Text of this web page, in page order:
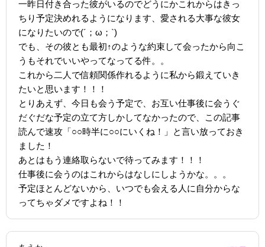
一昨日付き合った彼がいるのでどうにかこれからはきっ
ちり予定決めれるようになります、愛される大事な彼女
になりたいので(´；ω；`)
でも、その彼とも最初↑のような約束して会ったから向こ
うもそれでいいやってなってる件。。
これから二人で信頼関係作れるように私から鍛えていき
たいと思います！！！
とりあえず、今日も会う予定で、お互い仕事後に会うぐ
だぐだな予定の立て方しかしてなかったので、この記事
読んで速攻「○○時半に○○にいくね！」と言い放っておき
ました！
あとはもう連絡取らないで待ってみます！！！
仕事後に会うのはこれからはなしにしようかな。。。
予定ほとんどないから、いつでも会える人に自分からな
ってちゃダメですよね！！